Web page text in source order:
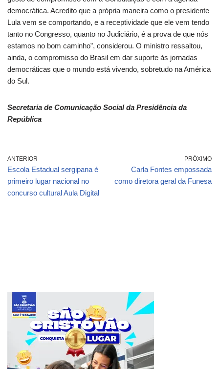
democrática. Acredito que a própria maneira como o presidente
Lula vem se comportando, e a receptividade que ele vem tendo
tanto no Congresso, quanto no Judiciário, é a prova de que nós
estamos no bom caminho”, considerou. O ministro ressaltou,
ainda, o compromisso do Brasil em dar suporte às jornadas
democráticas que o mundo está vivendo, sobretudo na América
do Sul.
Secretaria de Comunicação Social da Presidência da
República
ANTERIOR
Escola Estadual sergipana é
primeiro lugar nacional no
concurso cultural Aula Digital
PRÓXIMO
Carla Fontes empossada
como diretora geral da Funesa